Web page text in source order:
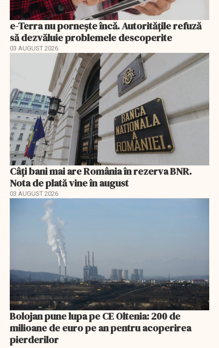
e-Terra nu pornește încă. Autoritățile refuză
să dezvăluie problemele descoperite
03 AUGUST 2026
Câți bani mai are România în rezerva BNR.
Nota de plată vine în august
03 AUGUST 2026
Bolojan pune lupa pe CE Oltenia: 200 de
milioane de euro pe an pentru acoperirea
pierderilor